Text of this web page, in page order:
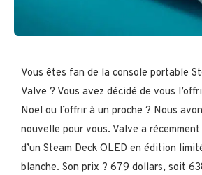
Vous êtes fan de la console portable
Valve ? Vous avez décidé de vous
Noël ou l’offrir à un proche ? Nous
nouvelle pour vous. Valve a
d’un Steam Deck OLED en édition
blanche. Son prix ? 679 dollars, soit